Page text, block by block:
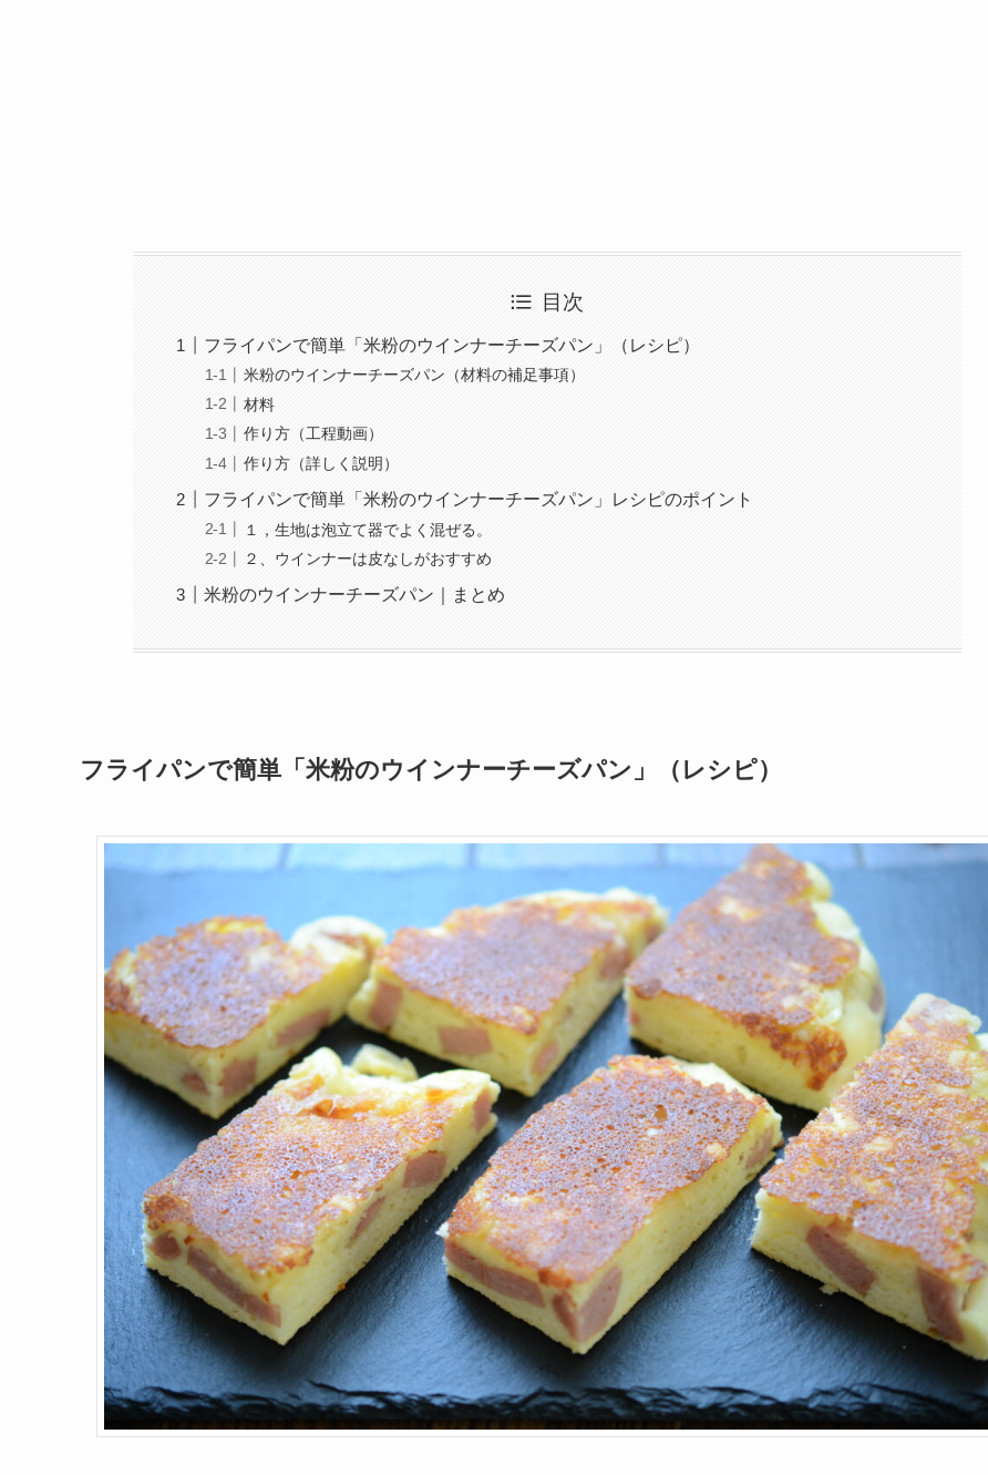
目次
フライパンで簡単「米粉のウインナーチーズパン」（レシピ）
米粉のウインナーチーズパン（材料の補足事項）
材料
作り方（工程動画）
作り方（詳しく説明）
フライパンで簡単「米粉のウインナーチーズパン」レシピのポイント
１，生地は泡立て器でよく混ぜる。
２、ウインナーは皮なしがおすすめ
米粉のウインナーチーズパン｜まとめ
フライパンで簡単「米粉のウインナーチーズパン」（レシピ）